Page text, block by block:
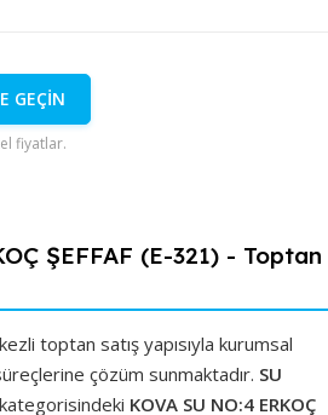
GEÇİN
fiyatlar.
ŞEFFAF (E-321) - Toptan
toptan satış yapısıyla kurumsal
çözüm sunmaktadır. SU
kategorisindeki KOVA SU NO:4 ERKOÇ